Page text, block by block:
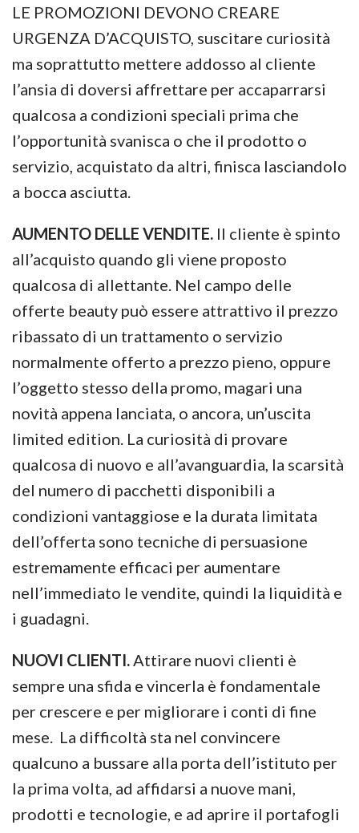
LE PROMOZIONI DEVONO CREARE
URGENZA D’ACQUISTO, suscitare curiosità
ma soprattutto mettere addosso al cliente
l’ansia di doversi affrettare per accaparrarsi
qualcosa a condizioni speciali prima che
l’opportunità svanisca o che il prodotto o
servizio, acquistato da altri, finisca lasciandolo
a bocca asciutta.
AUMENTO DELLE VENDITE. Il cliente è spinto
all’acquisto quando gli viene proposto
qualcosa di allettante. Nel campo delle
offerte beauty può essere attrattivo il prezzo
ribassato di un trattamento o servizio
normalmente offerto a prezzo pieno, oppure
l’oggetto stesso della promo, magari una
novità appena lanciata, o ancora, un’uscita
limited edition. La curiosità di provare
qualcosa di nuovo e all’avanguardia, la scarsità
del numero di pacchetti disponibili a
condizioni vantaggiose e la durata limitata
dell’offerta sono tecniche di persuasione
estremamente efficaci per aumentare
nell’immediato le vendite, quindi la liquidità e
i guadagni.
NUOVI CLIENTI.Attirare nuovi clienti è
sempre una sfida e vincerla è fondamentale
per crescere e per migliorare i conti di fine
mese. La difficoltà sta nel convincere
qualcuno a bussare alla porta dell’istituto per
la prima volta, ad affidarsi a nuove mani,
prodotti e tecnologie, e ad aprire il portafogli